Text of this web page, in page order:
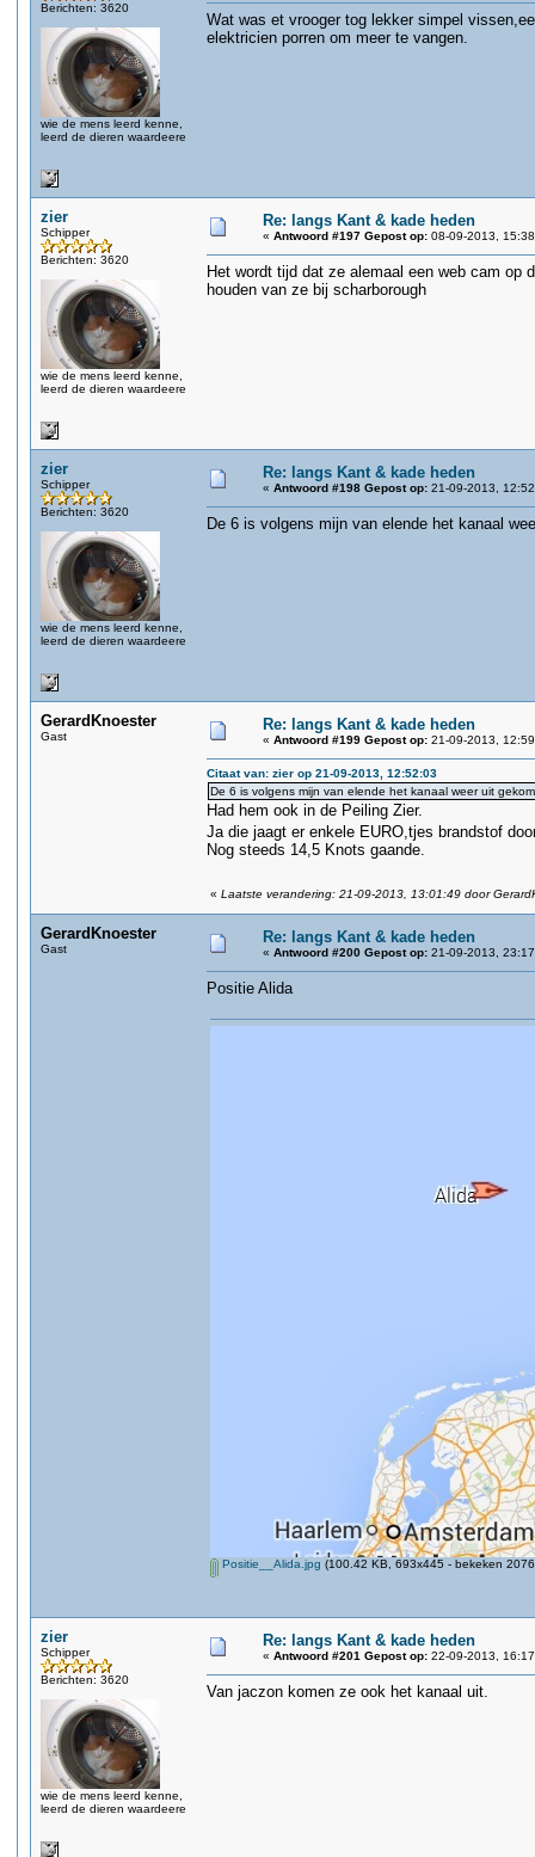
Berichten: 3620
wie de mens leerd kenne,
leerd de dieren waardeere
Wat was et vrooger tog lekker simpel
elektricien porren om meer te vangen.
zier
Schipper
Berichten: 3620
wie de mens leerd kenne,
leerd de dieren waardeere
Re: langs Kant & kade heden
« Antwoord #197 Gepost op: 08-09-2013,
Het wordt tijd dat ze alemaal een web cam op
houden van ze bij scharborough
zier
Schipper
Berichten: 3620
wie de mens leerd kenne,
leerd de dieren waardeere
Re: langs Kant & kade heden
« Antwoord #198 Gepost op: 21-09-2013,
De 6 is volgens mijn van elende het kanaal
GerardKnoester
Gast
Re: langs Kant & kade heden
« Antwoord #199 Gepost op: 21-09-2013,
Citaat van: zier op 21-09-2013, 12:52:03
De 6 is volgens mijn van elende het kanaal weer uit
Had hem ook in de Peiling Zier.
Ja die jaagt er enkele EURO,tjes brandstof
Nog steeds 14,5 Knots gaande.
« Laatste verandering: 21-09-2013, 13:01:49 door
GerardKnoester
Gast
Re: langs Kant & kade heden
« Antwoord #200 Gepost op: 21-09-2013,
Positie Alida
Positie__Alida.jpg (100.42 KB, 693x445 - bekeken
zier
Schipper
Berichten: 3620
wie de mens leerd kenne,
leerd de dieren waardeere
Re: langs Kant & kade heden
« Antwoord #201 Gepost op: 22-09-2013,
Van jaczon komen ze ook het kanaal uit.